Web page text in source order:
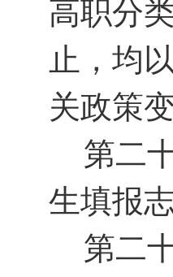
高职分
止，均
关政策
第二
生填报
第二